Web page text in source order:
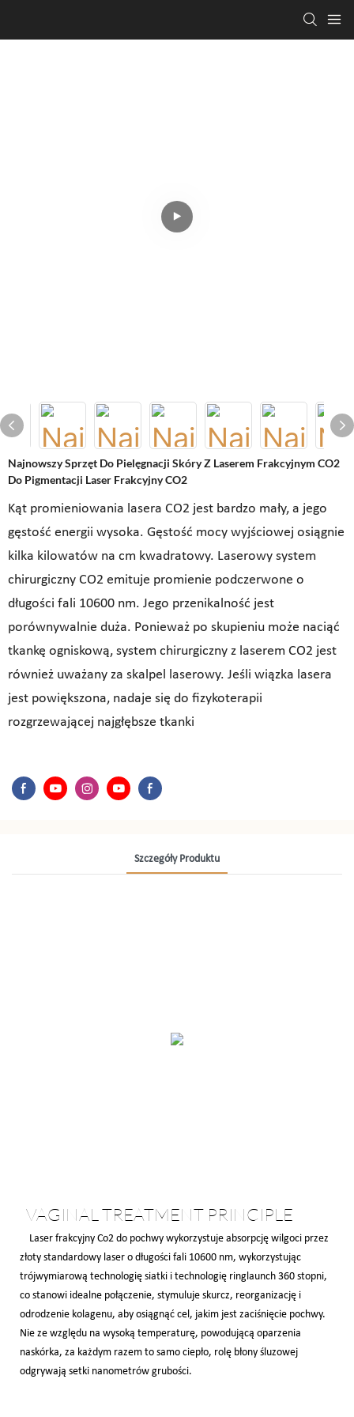
Najnowszy Sprzęt Do Pielęgnacji Skóry Z Laserem Frakcyjnym CO2
Do Pigmentacji Laser Frakcyjny CO2
Kąt promieniowania lasera CO2 jest bardzo mały, a jego
gęstość energii wysoka. Gęstość mocy wyjściowej osiągnie
kilka kilowatów na cm kwadratowy. Laserowy system
chirurgiczny CO2 emituje promienie podczerwone o
długości fali 10600 nm. Jego przenikalność jest
porównywalnie duża. Ponieważ po skupieniu może naciąć
tkankę ogniskową, system chirurgiczny z laserem CO2 jest
również uważany za skalpel laserowy. Jeśli wiązka lasera
jest powiększona, nadaje się do fizykoterapii
rozgrzewającej najgłębsze tkanki
Szczegóły Produktu
VAGINAL TREATMENT PRINCIPLE
Laser frakcyjny Co2 do pochwy wykorzystuje absorpcję wilgoci przez
złoty standardowy laser o długości fali 10600 nm, wykorzystując
trójwymiarową technologię siatki i technologię ringlaunch 360 stopni,
co stanowi idealne połączenie, stymuluje skurcz, reorganizację i
odrodzenie kolagenu, aby osiągnąć cel, jakim jest zaciśnięcie pochwy.
Nie ze względu na wysoką temperaturę, powodującą oparzenia
naskórka, za każdym razem to samo ciepło, rolę błony śluzowej
odgrywają setki nanometrów grubości.